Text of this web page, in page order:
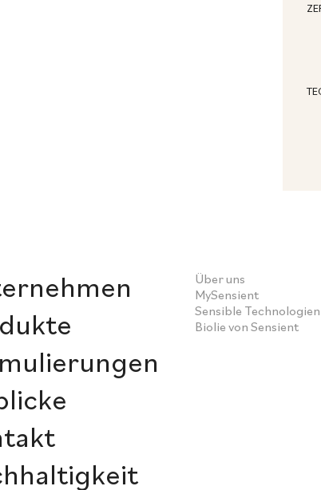
Über uns
MySensient
Sensible Technologien
Biolie von Sensient